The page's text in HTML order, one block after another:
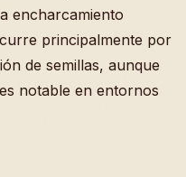
encharcamiento
principalmente por
de semillas, aunque
notable en entornos